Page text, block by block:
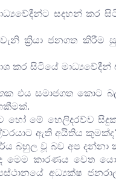
සදහන් කර
ක්‍රියා ජනගත කිරීම
කර සිටියේ
එය සමාජගත කොට
හෝ මේ හෙලිදරව්ව
ඇති අයිතිය
බහුල වූ බව අප දන්නා
මෙම කාරණය වෙත
අධ්‍යක්ෂ